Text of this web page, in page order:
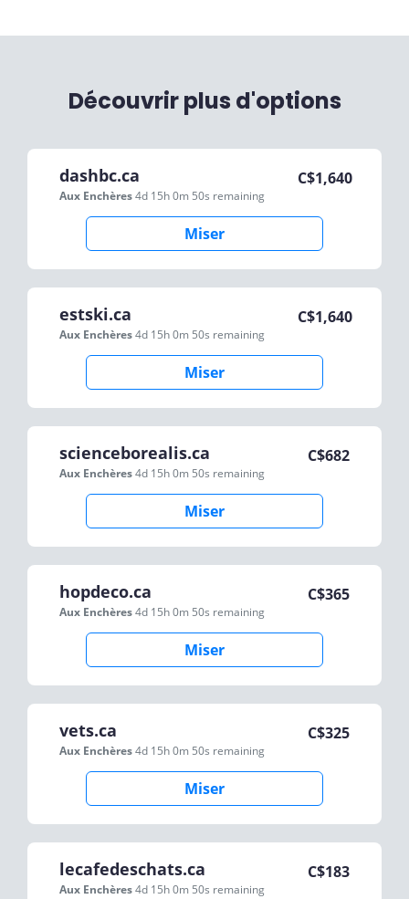
Découvrir plus d'options
dashbc.ca
Aux Enchères4d 15h 0m 50s remaining
C$1,640
Miser
estski.ca
Aux Enchères4d 15h 0m 50s remaining
C$1,640
Miser
scienceborealis.ca
Aux Enchères4d 15h 0m 50s remaining
C$682
Miser
hopdeco.ca
Aux Enchères4d 15h 0m 50s remaining
C$365
Miser
vets.ca
Aux Enchères4d 15h 0m 50s remaining
C$325
Miser
lecafedeschats.ca
Aux Enchères4d 15h 0m 50s remaining
C$183